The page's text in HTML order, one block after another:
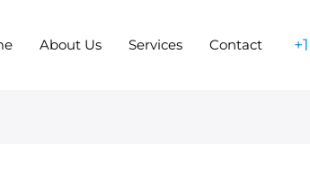
About Us Services Contact